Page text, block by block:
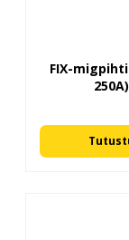
FIX-
250A)